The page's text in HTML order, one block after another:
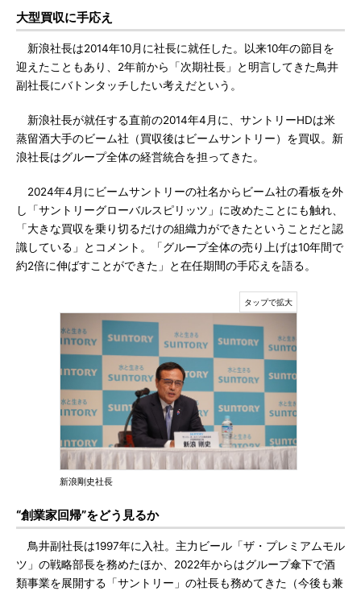
大型買収に手応え
新浪社長は2014年10月に社長に就任した。以来10年の節目を
迎えたこともあり、2年前から「次期社長」と明言してきた鳥井
副社長にバトンタッチしたい考えだという。
新浪社長が就任する直前の2014年4月に、サントリーHDは米
蒸留酒大手のビーム社（買収後はビームサントリー）を買収。新
浪社長はグループ全体の経営統合を担ってきた。
2024年4月にビームサントリーの社名からビーム社の看板を外
し「サントリーグローバルスピリッツ」に改めたことにも触れ、
「大きな買収を乗り切るだけの組織力ができたということだと認
識している」とコメント。「グループ全体の売り上げは10年間で
約2倍に伸ばすことができた」と在任期間の手応えを語る。
新浪剛史社長
“創業家回帰”をどう見るか
鳥井副社長は1997年に入社。主力ビール「ザ・プレミアムモル
ツ」の戦略部長を務めたほか、2022年からはグループ傘下で酒
類事業を展開する「サントリー」の社長も務めてきた（今後も兼